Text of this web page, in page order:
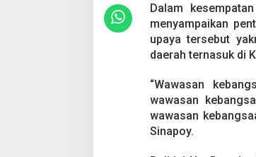
n
a
o
y
P
e
t
i
Dalam
menyampaikan
upaya tersebut
daerah ternasuk di
“Wawasan
wawasan
wawasan
Sinapoy.